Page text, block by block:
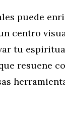
puede
centro
tu
resuene